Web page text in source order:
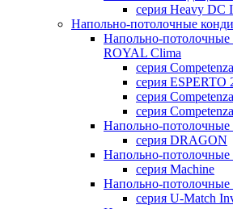
серия Heavy DC
Напольно-потолочные
Напольно-
ROYAL Clima
серия
серия ESPERTO
серия
серия
Напольно-
серия DRAGON
Напольно-
серия Machine
Напольно-
серия U-Match